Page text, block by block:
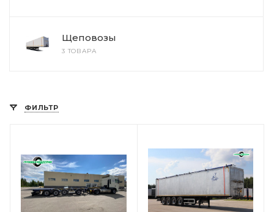
Щеповозы
3 ТОВАРА
ФИЛЬТР